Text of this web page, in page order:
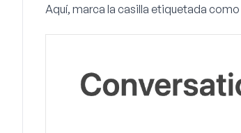
Aquí, marca la casilla etiquetada como